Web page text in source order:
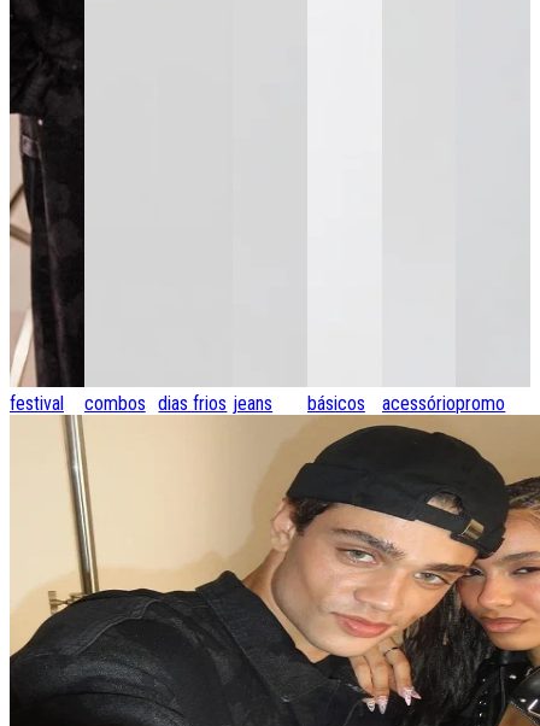
festival combos dias frios jeans básicos acessóriospromo